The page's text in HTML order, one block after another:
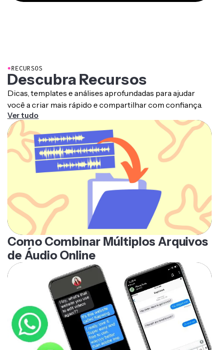
●RECURSOS
Descubra Recursos
Dicas, templates e análises aprofundadas para ajudar
você a criar mais rápido e compartilhar com confiança.
Ver tudo
Como Combinar Múltiplos Arquivos
de Áudio Online